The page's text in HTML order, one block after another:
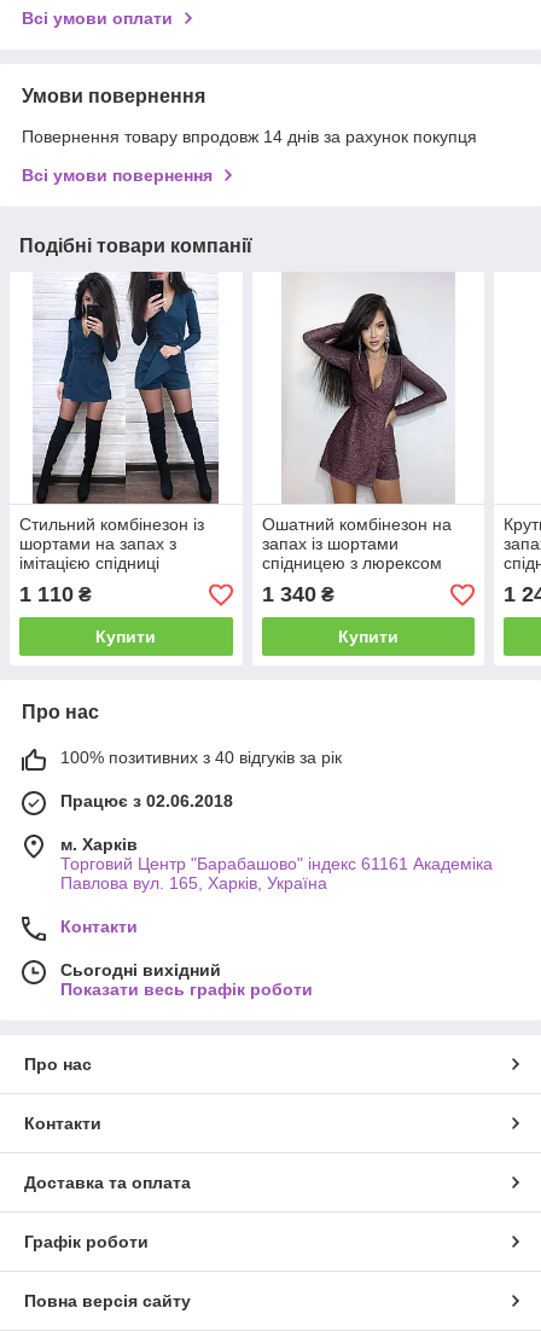
Всі умови оплати
Умови повернення
Повернення товару впродовж 14 днів за рахунок покупця
Всі умови повернення
Подібні товари компанії
Стильний комбінезон із
шортами на запах з
імітацією спідниці
1 110 ₴
Купити
Ошатний комбінезон на
запах із шортами
спідницею з люрексом
1 340₴
Купити
1
Про нас
100% позитивних з 40 відгуків за рік
Працює з 02.06.2018
м. Харків
Торговий Центр "Барабашово" індекс 61161 Академіка
Павлова вул. 165, Харків, Україна
Контакти
Сьогодні вихідний
Показати весь графік роботи
Про нас
Контакти
Доставка та оплата
Графік роботи
Повна версія сайту